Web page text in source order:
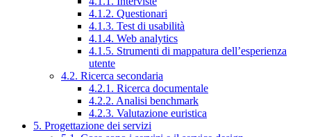
4.1.2. Questionari
4.1.3. Test di usabilità
4.1.4. Web analytics
4.1.5. Strumenti di mappatura dell’esperienza
utente
4.2. Ricerca secondaria
4.2.1. Ricerca documentale
4.2.2. Analisi benchmark
4.2.3. Valutazione euristica
5. Progettazione dei servizi